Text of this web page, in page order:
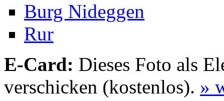
Burg Nideggen
Rur
E-Card: Dieses Foto als
verschicken (kostenlos). »